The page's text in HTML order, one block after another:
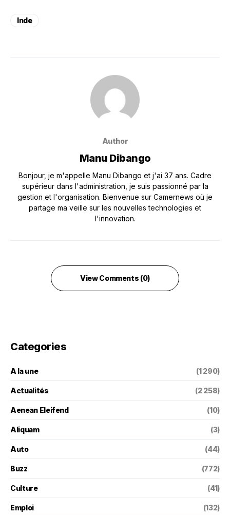
Inde
Author
Manu Dibango
Bonjour, je m'appelle Manu Dibango et j'ai 37 ans. Cadre
supérieur dans l'administration, je suis passionné par la
gestion et l'organisation. Bienvenue sur Camernews où je
partage ma veille sur les nouvelles technologies et
l'innovation.
View Comments (0)
Categories
A la une (1 290)
Actualités (2 258)
Aenean Eleifend (10)
Aliquam (3)
Auto (44)
Buzz (772)
Culture (41)
Emploi (132)